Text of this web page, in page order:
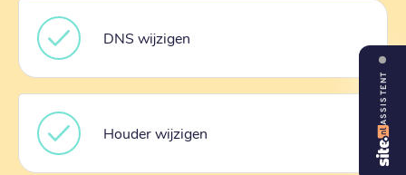
DNS wijzigen
Houder wijzigen
ASSISTENT